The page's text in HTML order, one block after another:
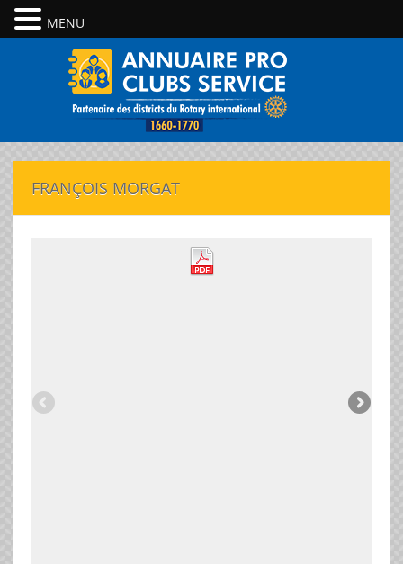
FRANÇOIS MORGAT
MENU